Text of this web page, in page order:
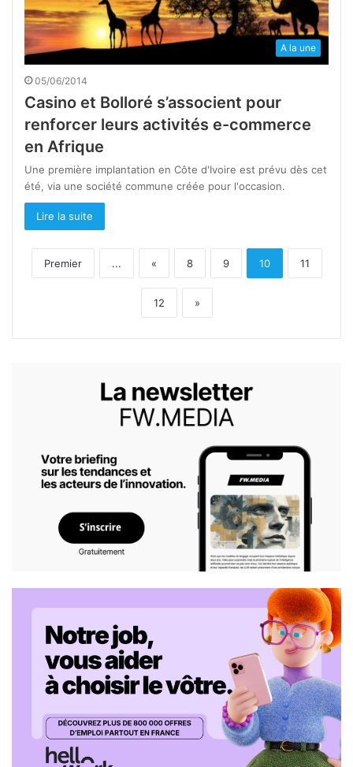
A la une
05/06/2014
Casino et Bolloré s’associent pour
renforcer leurs activités e-commerce
en Afrique
Une première implantation en Côte d'Ivoire est prévu dès cet
été, via une société commune créée pour l'occasion.
Lire la suite
Premier ... « 8 9 10 11
12 »